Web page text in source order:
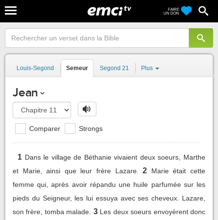
FAIRE
UN DON
Louis-Segond Semeur Segond 21 Plus
Jean
Comparer Strongs
1 Dans le village de Béthanie vivaient deux soeurs, Marthe
et Marie, ainsi que leur frère Lazare.
2
Marie était cette
femme qui, après avoir répandu une huile parfumée sur les
pieds du Seigneur, les lui essuya avec ses cheveux. Lazare,
son frère, tomba malade. 3 Les deux soeurs envoyèrent donc